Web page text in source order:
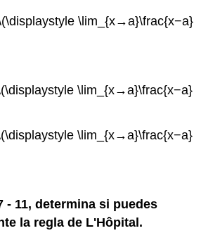
\lim_{x→a}\frac{x−a}
\lim_{x→a}\frac{x−a}
\lim_{x→a}\frac{x−a}
- 11, determina si puedes
la regla de L'Hôpital.